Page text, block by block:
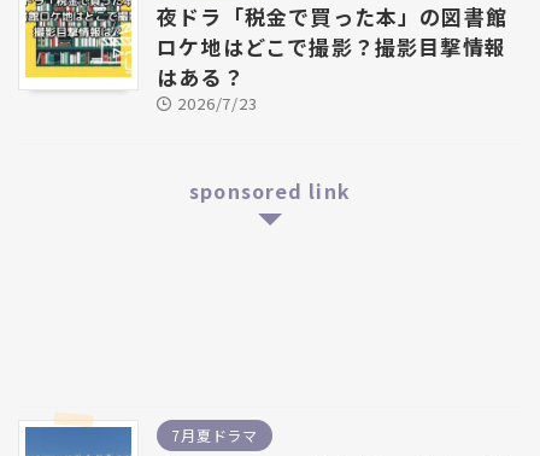
夜ドラ「税金で買った本」の図書館
ロケ地はどこで撮影？撮影目撃情報
はある？
2026/7/23
sponsored link
7月夏ドラマ